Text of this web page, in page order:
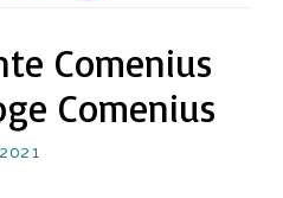
Comenius
Comenius